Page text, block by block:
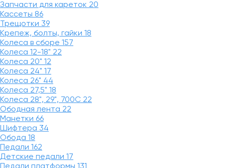
Запчасти для кареток 20
Кассеты 86
Трещотки 39
Крепеж, болты, гайки 18
Колеса в сборе 157
Колеса 12-18" 22
Колеса 20" 12
Колеса 24" 17
Колеса 26" 44
Колеса 27,5" 18
Колеса 28", 29", 700С 22
Ободная лента 22
Манетки 66
Шифтера 34
Обода 18
Педали 162
Детские педали 17